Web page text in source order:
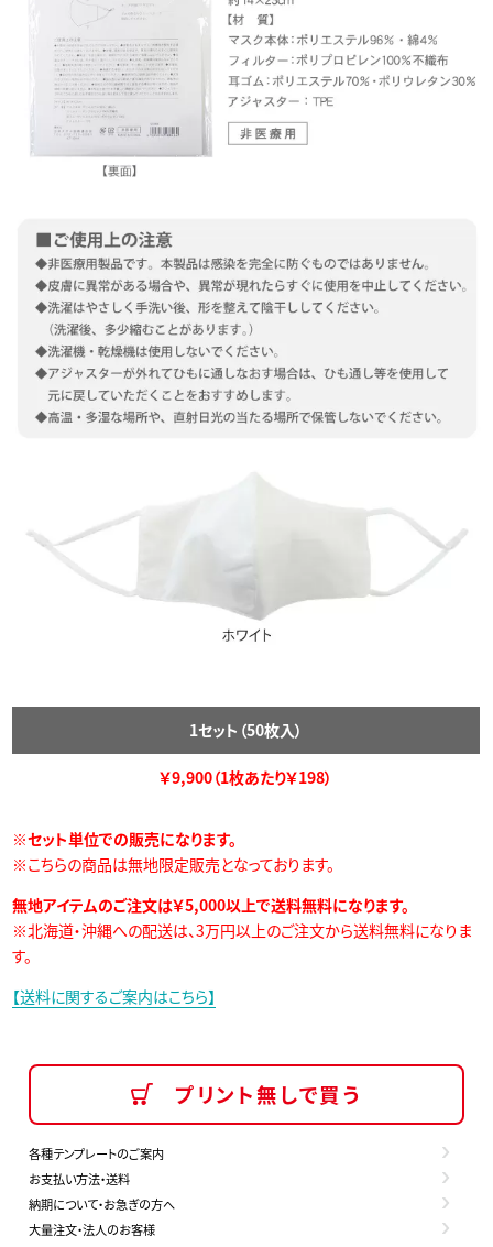
1セット（50枚入）
￥9,900（1枚あたり￥198）
※セット単位での販売になります。
※こちらの商品は無地限定販売となっております。
無地アイテムのご注文は￥5,000以上で送料無料になります。
※北海道・沖縄への配送は、3万円以上のご注文から送料無料になりま
す。
【送料に関するご案内はこちら】
プリント無しで買う
各種テンプレートのご案内
お支払い方法・送料
納期について・お急ぎの方へ
大量注文・法人のお客様